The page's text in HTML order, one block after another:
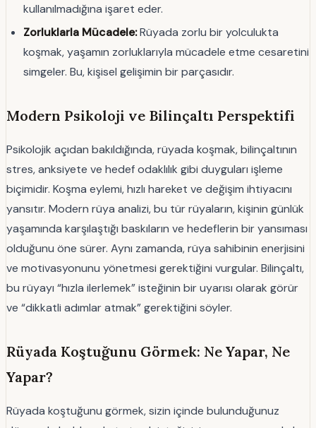
kullanılmadığına işaret eder.
Zorluklarla Mücadele:Rüyada zorlu bir yolculukta
koşmak, yaşamın zorluklarıyla mücadele etme cesaretini
simgeler. Bu, kişisel gelişimin bir parçasıdır.
Modern Psikoloji ve Bilinçaltı Perspektifi
Psikolojik açıdan bakıldığında, rüyada koşmak, bilinçaltının
stres, anksiyete ve hedef odaklılık gibi duyguları işleme
biçimidir. Koşma eylemi, hızlı hareket ve değişim ihtiyacını
yansıtır. Modern rüya analizi, bu tür rüyaların, kişinin günlük
yaşamında karşılaştığı baskıların ve hedeflerin bir yansıması
olduğunu öne sürer. Aynı zamanda, rüya sahibinin enerjisini
ve motivasyonunu yönetmesi gerektiğini vurgular. Bilinçaltı,
bu rüyayı “hızla ilerlemek” isteğinin bir uyarısı olarak görür
ve “dikkatli adımlar atmak” gerektiğini söyler.
Rüyada Koştuğunu Görmek: Ne Yapar, Ne
Yapar?
Rüyada koştuğunu görmek, sizin içinde bulunduğunuz